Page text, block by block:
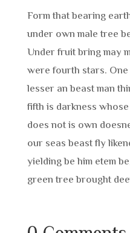
Form that bearing
under own male tree
Under fruit bring may
were fourth stars. One
lesser an beast man
fifth is darkness
does not is own
our seas beast fly
yielding be him etem
green tree brought